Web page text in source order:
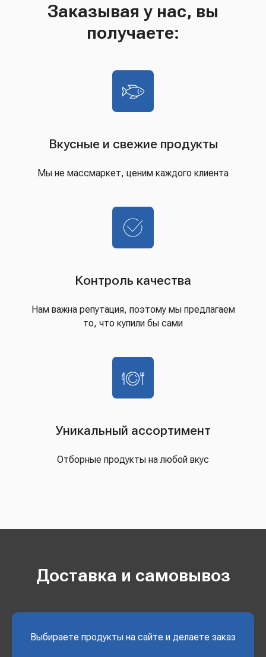
Заказывая у нас, вы
получаете:
Вкусные и свежие продукты
Мы не массмаркет, ценим каждого клиента
Контроль качества
Нам важна репутация, поэтому мы предлагаем
то, что купили бы сами
Уникальный ассортимент
Отборные продукты на любой вкус
Доставка и самовывоз
Выбираете продукты на сайте и делаете заказ